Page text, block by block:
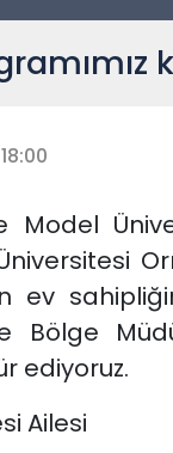
Model
ev
Bölge
ediyoruz.
Ailesi